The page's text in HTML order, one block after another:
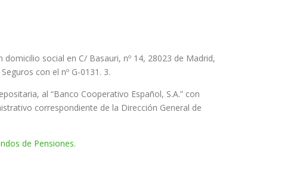
domicilio social en C/ Basauri, nº 14, 28023 de Madrid,
con el nº G-0131. 3.
al “Banco Cooperativo Español, S.A.” con
correspondiente de la Dirección General de
de Pensiones.